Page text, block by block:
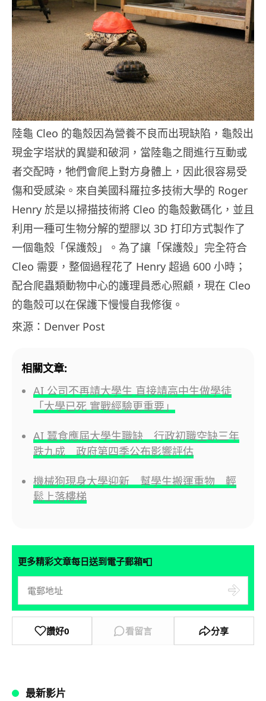
陸龜 Cleo 的龜殼因為營養不良而出現缺陷，龜殼出
現金字塔狀的異變和破洞，當陸龜之間進行互動或
者交配時，牠們會爬上對方身體上，因此很容易受
傷和受感染。來自美國科羅拉多技術大學的 Roger
Henry 於是以掃描技術將 Cleo 的龜殼數碼化，並且
利用一種可生物分解的塑膠以 3D 打印方式製作了
一個龜殼「保護殼」。為了讓「保護殼」完全符合
Cleo 需要，整個過程花了 Henry 超過 600 小時；
配合爬蟲類動物中心的護理員悉心照顧，現在 Cleo
的龜殼可以在保護下慢慢自我修復。
來源：Denver Post
相關文章:
AI 公司不再請大學生 直接請高中生做學徒
「大學已死 實戰經驗更重要」
AI 蠶食應屆大學生職缺 行政初職空缺三年
跌九成 政府第四季公布影響評估
機械狗現身大學迎新 幫學生搬運重物 輕
鬆上落樓梯
更多精彩文章每日送到電子郵箱📮
讚好0 看留言 分享
最新影片